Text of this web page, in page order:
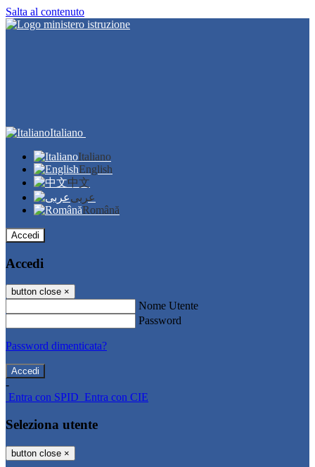
Salta al contenuto
Italiano
Italiano
English
中文
عربى
Română
Accedi
Accedi
button close ×
Nome Utente
Password
Password dimenticata?
-
Entra con SPID Entra con CIE
Seleziona utente
button close ×